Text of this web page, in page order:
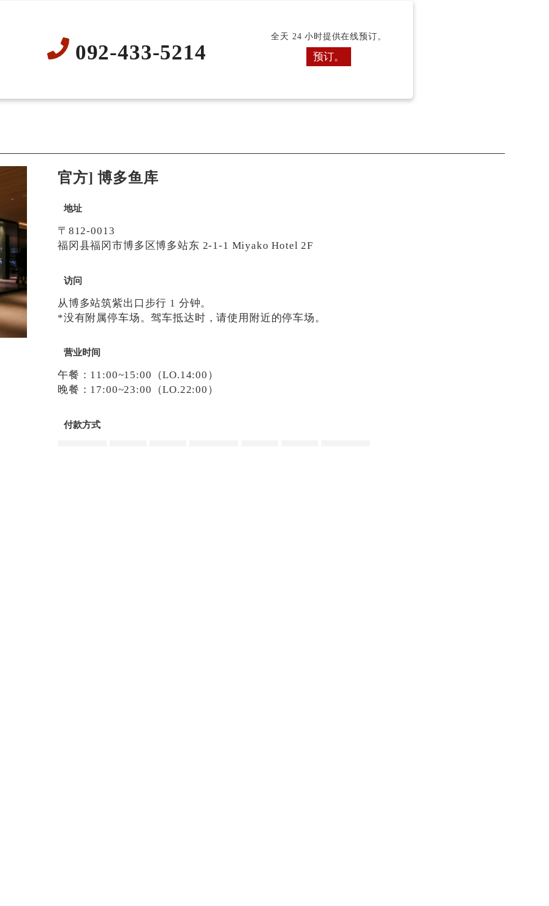
092-433-5214
全天 24 小时提供在线预订。
预订。
官方] 博多鱼库
地址
〒812-0013
福冈县福冈市博多区博多站东 2-1-1 Miyako Hotel 2F
访问
从博多站筑紫出口步行 1 分钟。
*没有附属停车场。驾车抵达时，请使用附近的停车场。
营业时间
午餐：11:00~15:00（LO.14:00）
晚餐：17:00~23:00（LO.22:00）
付款方式